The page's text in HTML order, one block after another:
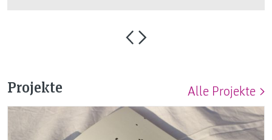
Projekte Alle Projekte